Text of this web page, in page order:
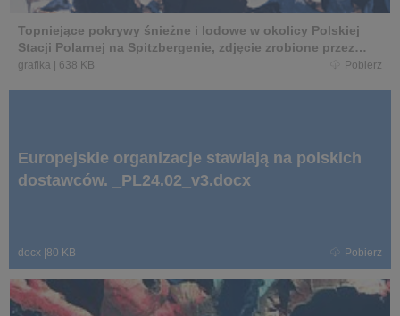
Topniejące pokrywy śnieżne i lodowe w okolicy Polskiej
Stacji Polarnej na Spitzbergenie, zdjęcie zrobione przez
satelitę Copernicus Sentinel 2 (wrzesień 2021).png
grafika | 638 KB Pobierz
Europejskie organizacje stawiają na polskich
dostawców. _PL24.02_v3.docx
docx |80 KB Pobierz